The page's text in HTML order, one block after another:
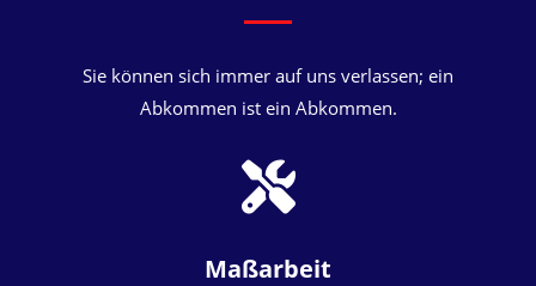
Sie können sich immer auf uns verlassen; ein
Abkommen ist ein Abkommen.
Maßarbeit